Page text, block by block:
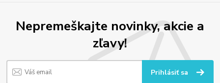
Nepremeškajte novinky, akcie a
zľavy!
Prihlásiť sa